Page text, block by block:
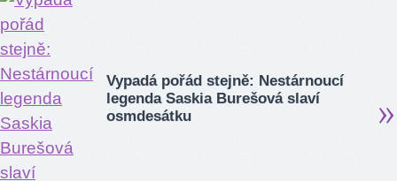
Vypadá pořád stejně: Nestárnoucí
legenda Saskia Burešová slaví
osmdesátku